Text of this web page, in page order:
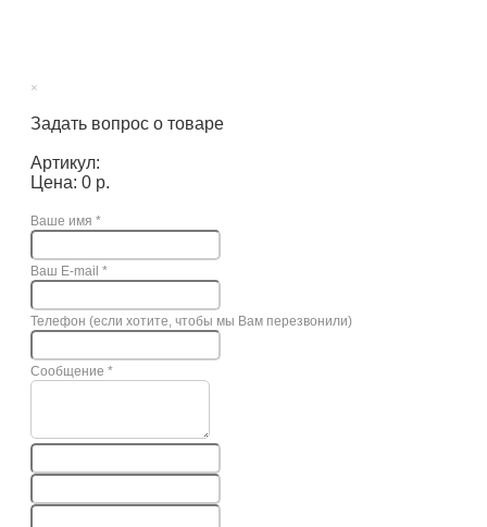
×
Задать вопрос о товаре
Артикул:
Цена: 0 р.
Ваше имя *
Ваш E-mail *
Телефон (если хотите, чтобы мы Вам перезвонили)
Сообщение *